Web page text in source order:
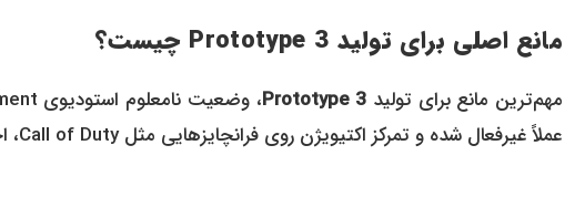
مانع اصلی برای تولید Prototype 3 چیست؟
مهم‌ترین مانع برای تولید Prototype 3
عملاً غیرفعال شده و تمرکز اکتیویژن روی فرانچایزهایی مثل Call of Duty، احتمال سرمایه‌گذاری روی Prototype را کاهش داده است.